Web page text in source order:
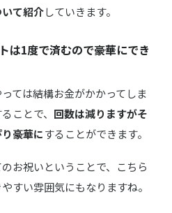
て紹介していきます。
は1度で済むので豪華にでき
ては結構お金がかかってしま
ことで、 回数は減りますがそ
豪華にすることができます。
お祝いということで、こちら
すい雰囲気にもなりますね。